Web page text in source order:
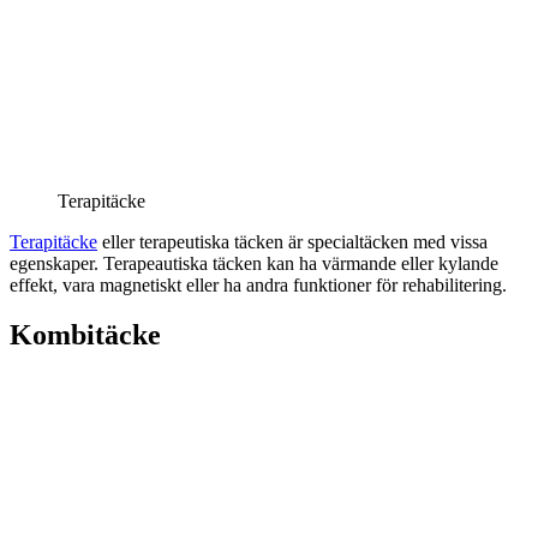
Terapitäcke
Terapitäcke eller terapeutiska täcken är specialtäcken med vissa
egenskaper. Terapeautiska täcken kan ha värmande eller kylande
effekt, vara magnetiskt eller ha andra funktioner för rehabilitering.
Kombitäcke